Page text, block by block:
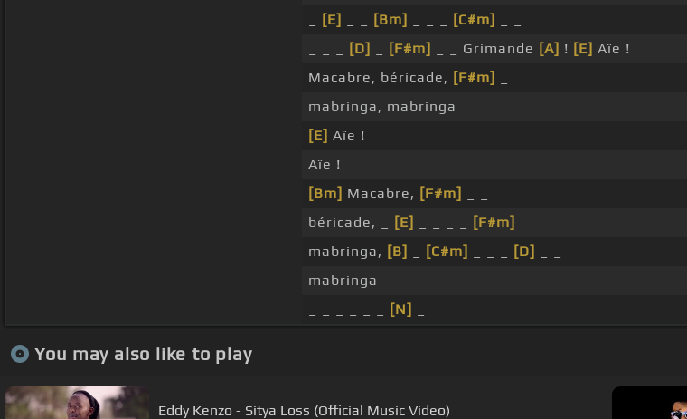
[E] [Bm] [C#m]
[D] [F#m] _ _ Grimande [A] ! [E] Aïe !
Macabre, béricade, [F#m]
mabringa, mabringa
[E] Aïe !
Aïe !
[Bm] Macabre, [F#m]
béricade, _
[E]
[F#m]
mabringa, [B] [C#m] [D]
mabringa
[N]
You may also like to play
Eddy Kenzo - Sitya Loss (Official Music Video)